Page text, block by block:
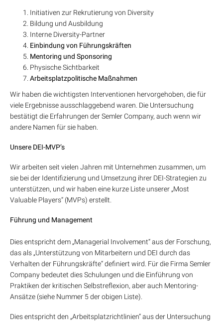
Initiativen zur Rekrutierung von Diversity
Bildung und Ausbildung
Interne Diversity-Partner
Einbindung von Führungskräften
Mentoring und Sponsoring
Physische Sichtbarkeit
Arbeitsplatzpolitische Maßnahmen
Wir haben die wichtigsten Interventionen hervorgehoben, die für
viele Ergebnisse ausschlaggebend waren. Die Untersuchung
bestätigt die Erfahrungen der Semler Company, auch wenn wir
andere Namen für sie haben.
Unsere DEI-MVP’s
Wir arbeiten seit vielen Jahren mit Unternehmen zusammen, um
sie bei der Identifizierung und Umsetzung ihrer DEI-Strategien zu
unterstützen, und wir haben eine kurze Liste unserer „Most
Valuable Players“ (MVPs) erstellt.
Führung und Management
Dies entspricht dem „Managerial Involvement“ aus der Forschung,
das als „Unterstützung von Mitarbeitern und DEI durch das
Verhalten der Führungskräfte“ definiert wird. Für die Firma Semler
Company bedeutet dies Schulungen und die Einführung von
Praktiken der kritischen Selbstreflexion, aber auch Mentoring-
Ansätze (siehe Nummer 5 der obigen Liste).
Dies entspricht den „Arbeitsplatzrichtlinien“ aus der Untersuchung